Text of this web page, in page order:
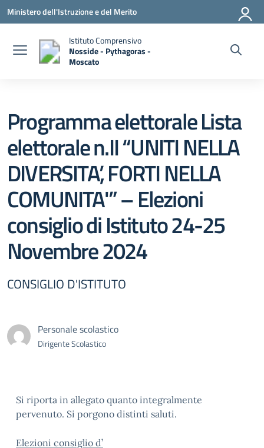
Vai ai contenuti
Vai al menu di navigazione
Vai al footer
Ministero dell'Istruzione e del Merito
Istituto Comprensivo
Nosside - Pythagoras -
Moscato
Programma elettorale Lista
elettorale n.II “UNITI NELLA
DIVERSITA’, FORTI NELLA
COMUNITA'” – Elezioni
consiglio di Istituto 24-25
Novembre 2024
CONSIGLIO D'ISTITUTO
Personale scolastico
Dirigente Scolastico
Si riporta in allegato quanto integralmente
pervenuto. Si porgono distinti saluti.
Elezioni consiglio d’